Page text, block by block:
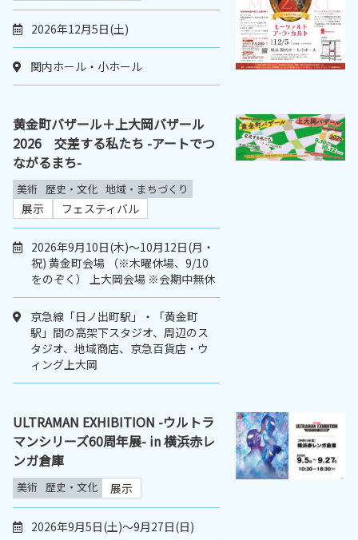
2026年12月5日(土)
関内ホール・小ホール
黄金町バザール＋上大岡バザール
2026 交差する私たち -アートでつ
ながるまち-
美術 歴史・文化 地域・まちづくり
展示 フェスティバル
2026年9月10日(木)〜10月12日(月・
祝) 黄金町会場 （※木曜休場、9/10
をのぞく） 上大岡会場 ※会期中無休
京急線「⽇ノ出町駅」・「⻩⾦町
駅」間の⾼架下スタジオ、周辺のス
タジオ、地域商店、京急百貨店・ウ
ィング上大岡
ULTRAMAN EXHIBITION -ウルトラ
マンシリーズ60周年展- in 横浜赤レ
ンガ倉庫
美術 歴史・文化 展示
2026年9月5日(土)～9月27日(日)